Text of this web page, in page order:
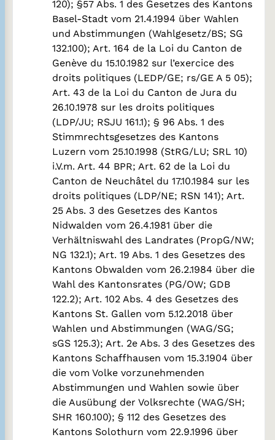
120); §57 Abs. 1 des Gesetzes des Kantons
Basel-Stadt vom 21.4.1994 über Wahlen
und Abstimmungen (Wahlgesetz/BS; SG
132.100); Art. 164 de la Loi du Canton de
Genève du 15.10.1982 sur l’exercice des
droits politiques (LEDP/GE; rs/GE A 5 05);
Art. 43 de la Loi du Canton de Jura du
26.10.1978 sur les droits politiques
(LDP/JU; RSJU 161.1); § 96 Abs. 1 des
Stimmrechtsgesetzes des Kantons
Luzern vom 25.10.1998 (StRG/LU; SRL 10)
i.V.m. Art. 44 BPR; Art. 62 de la Loi du
Canton de Neuchâtel du 17.10.1984 sur les
droits politiques (LDP/NE; RSN 141); Art.
25 Abs. 3 des Gesetzes des Kantos
Nidwalden vom 26.4.1981 über die
Verhältniswahl des Landrates (PropG/NW;
NG 132.1); Art. 19 Abs. 1 des Gesetzes des
Kantons Obwalden vom 26.2.1984 über die
Wahl des Kantonsrates (PG/OW; GDB
122.2); Art. 102 Abs. 4 des Gesetzes des
Kantons St. Gallen vom 5.12.2018 über
Wahlen und Abstimmungen (WAG/SG;
sGS 125.3); Art. 2e Abs. 3 des Gesetzes des
Kantons Schaffhausen vom 15.3.1904 über
die vom Volke vorzunehmenden
Abstimmungen und Wahlen sowie über
die Ausübung der Volksrechte (WAG/SH;
SHR 160.100); § 112 des Gesetzes des
Kantons Solothurn vom 22.9.1996 über